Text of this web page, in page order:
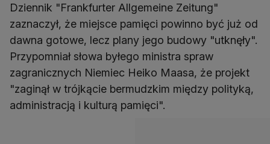
Dziennik "Frankfurter Allgemeine Zeitung"
zaznaczył, że miejsce pamięci powinno być już od
dawna gotowe, lecz plany jego budowy "utknęły".
Przypomniał słowa byłego ministra spraw
zagranicznych Niemiec Heiko Maasa, że projekt
"zaginął w trójkącie bermudzkim między polityką,
administracją i kulturą pamięci".